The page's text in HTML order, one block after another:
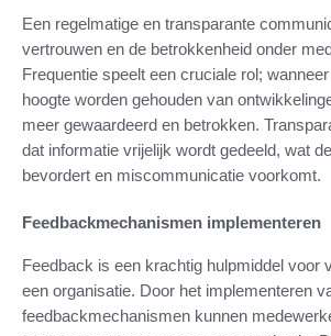
Een regelmatige en transparante
vertrouwen en de betrokkenheid onder
Frequentie speelt een cruciale rol;
hoogte worden gehouden van
meer gewaardeerd en betrokken.
dat informatie vrijelijk wordt gedeeld, wat
bevordert en miscommunicatie voorkomt.
Feedbackmechanismen implementeren
Feedback is een krachtig hulpmiddel voor
een organisatie. Door het implementeren
feedbackmechanismen kunnen